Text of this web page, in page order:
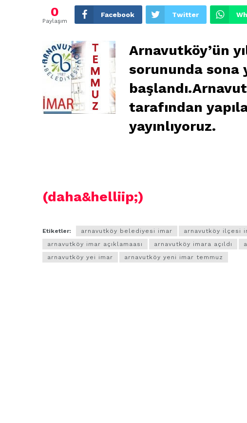
0
Paylaşım
Facebook Twitter
Arnavutköy’ün
sorununda sona
tarafından
yayınlıyoruz.
(daha&helliip;)
Etiketler: arnavutköy belediyesi imar arnavutköy ilçesi
arnavutköy imar açıklamaası
arnavutköy imara açıldı
arnavutköy yei imar
arnavutköy yeni imar temmuz